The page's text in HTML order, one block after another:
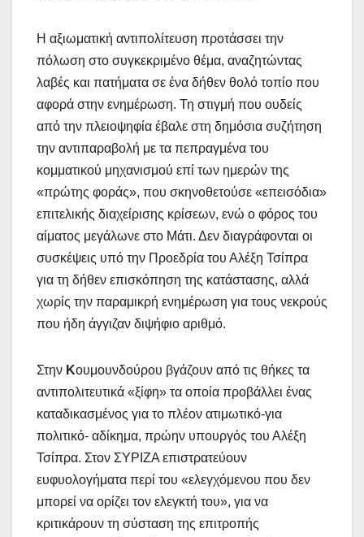
Η αξιωματική αντιπολίτευση προτάσσει την
πόλωση στο συγκεκριμένο θέμα, αναζητώντας
λαβές και πατήματα σε ένα δήθεν θολό τοπίο που
αφορά στην ενημέρωση. Τη στιγμή που ουδείς
από την πλειοψηφία έβαλε στη δημόσια συζήτηση
την αντιπαραβολή με τα πεπραγμένα του
κομματικού μηχανισμού επί των ημερών της
«πρώτης φοράς», που σκηνοθετούσε «επεισόδια»
επιτελικής διαχείρισης κρίσεων, ενώ ο φόρος του
αίματος μεγάλωνε στο Μάτι. Δεν διαγράφονται οι
συσκέψεις υπό την Προεδρία του Αλέξη Τσίπρα
για τη δήθεν επισκόπηση της κατάστασης, αλλά
χωρίς την παραμικρή ενημέρωση για τους νεκρούς
που ήδη άγγιζαν διψήφιο αριθμό.
Στην Κουμουνδούρου βγάζουν από τις θήκες τα
αντιπολιτευτικά «ξίφη» τα οποία προβάλλει ένας
καταδικασμένος για το πλέον ατιμωτικό-για
πολιτικό- αδίκημα, πρώην υπουργός του Αλέξη
Τσίπρα. Στον ΣΥΡΙΖΑ επιστρατεύουν
ευφυολογήματα περί του «ελεγχόμενου που δεν
μπορεί να ορίζει τον ελεγκτή του», για να
κριτικάρουν τη σύσταση της επιτροπής